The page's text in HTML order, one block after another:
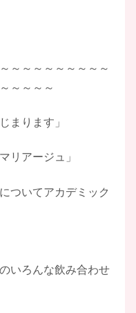
～～～～～～～～～
～～～～
まります」
リアージュ」
ついてアカデミック
いろんな飲み合わせ